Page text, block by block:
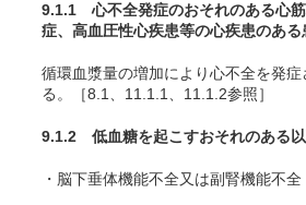
9.1.1 心不全発症のおそれのある心
症、高血圧性心疾患等の心疾患のある
循環血漿量の増加により心不全を発
る。［8.1、11.1.1、11.1.2参照］
9.1.2 低血糖を起こすおそれのある
・脳下垂体機能不全又は副腎機能不全